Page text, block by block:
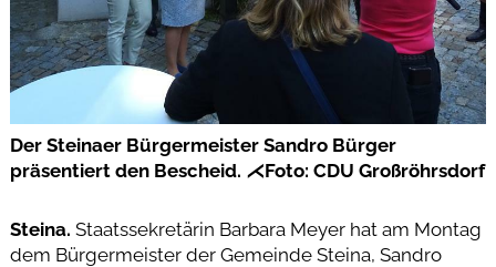
Der Steinaer Bürgermeister Sandro Bürger
präsentiert den Bescheid. ⋌Foto: CDU Großröhrsdorf
Steina. Staatssekretärin Barbara Meyer hat am Montag
dem Bürgermeister der Gemeinde Steina, Sandro